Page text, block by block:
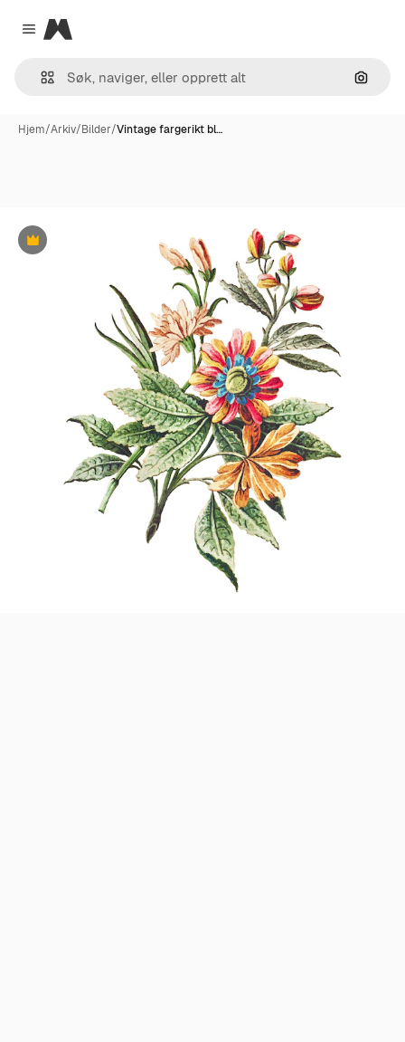
Close menu
Magnific
Søk
Hjem/Arkiv/Bilder/Vintage fargerikt bl…
Premium